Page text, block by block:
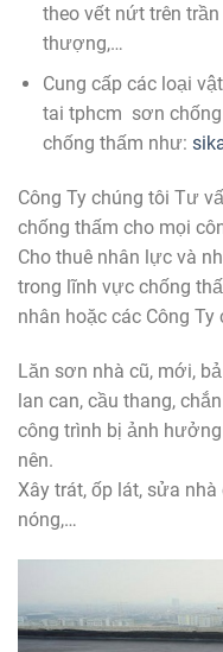
theo vết nứt trên trần
thượng,…
Cung cấp các loại
tai tphcm sơn
chống thấm như:
Công Ty chúng tôi Tư
chống thấm cho mọi
Cho thuê nhân lực và
trong lĩnh vực chống
nhân hoặc các Công Ty
Lăn sơn nhà cũ, mới,
lan can, cầu thang,
công trình bị ảnh
nên.
Xây trát, ốp lát, sửa
nóng,…